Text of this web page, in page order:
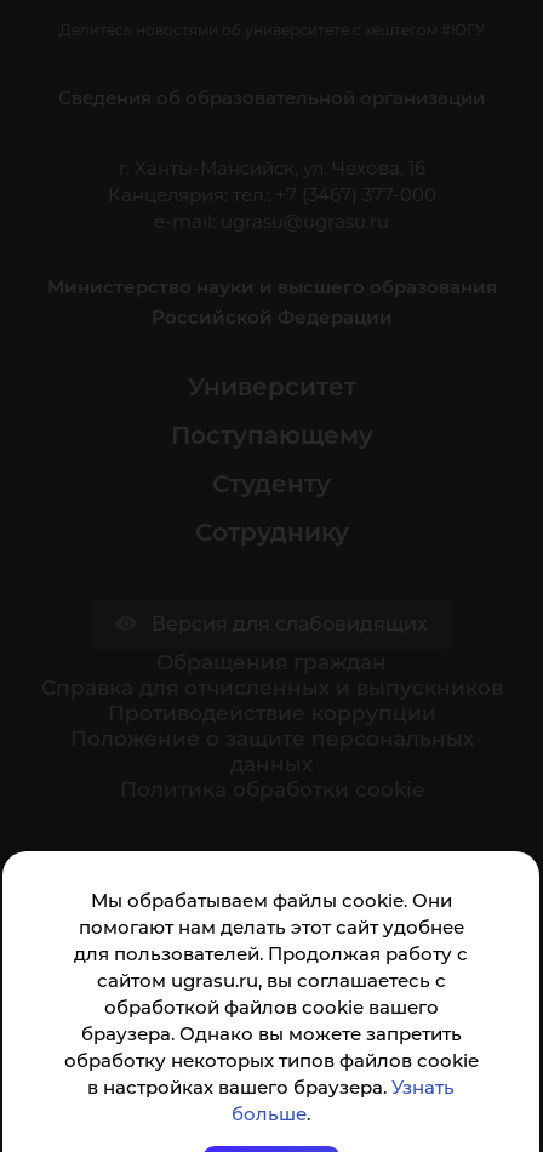
Мы обрабатываем файлы cookie. Они
помогают нам делать этот сайт удобнее
для пользователей. Продолжая работу с
сайтом ugrasu.ru, вы соглашаетесь с
обработкой файлов cookie вашего
браузера. Однако вы можете запретить
обработку некоторых типов файлов cookie
в настройках вашего браузера.Узнать
больше.
Делитесь новостями об университете с хештегом #ЮГУ
Сведения об образовательной организации
г. Ханты-Мансийск, ул. Чехова, 16
Канцелярия: тел.: +7 (3467) 377-000
e-mail:
ugrasu@ugrasu.ru
Министерство науки и высшего образования
Российской Федерации
Университет
Поступающему
Студенту
Сотруднику
организации:
Анкета доступна по QR-коду, а так же по прямой
ссылке